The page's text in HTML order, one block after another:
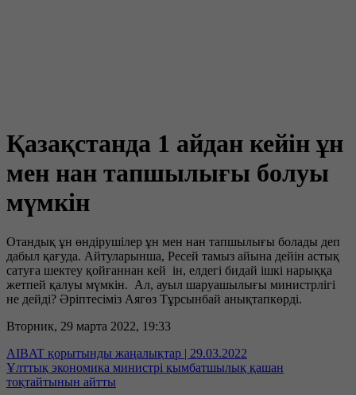
Қазақстанда 1 айдан кейін ұн
мен нан тапшылығы болуы
мүмкін
Отандық ұн өндірушілер ұн мен нан тапшылығы болады деп
дабыл қағуда. Айтуларынша, Ресей тамыз айына дейін астық
сатуға шектеу қойғаннан кей ін, елдегі бидай ішкі нарыққа
жетпей қалуы мүмкін. Ал, ауыл шаруашылығы министрлігі
не дейді? Әріптесіміз Аягөз Тұрсынбай анықтапкөрді.
Вторник, 29 марта 2022, 19:33
AIBAT қорытынды жаңалықтар | 29.03.2022
Ұлттық экономика министрі қымбатшылық қашан
тоқтайтынын айтты